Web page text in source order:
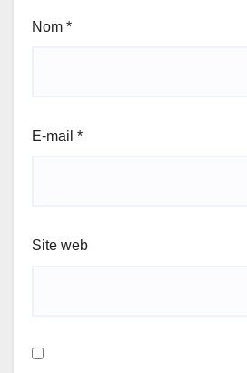
Nom *
E-mail *
Site web